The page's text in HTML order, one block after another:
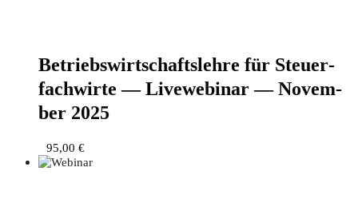
Betriebs­wirt­schafts­leh­re für Steu­er­
fach­wir­te — Live­web­i­nar — Novem­
ber 2025
95,00 €